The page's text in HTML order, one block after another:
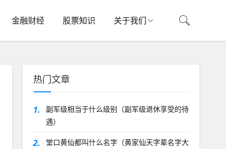
金融财经 股票知识 关于我们
热门文章
1.
副军级相当于什么级别（副军级退休享受的待
遇）
2.
堂口黄仙都叫什么名字（黄家仙天字辈名字大